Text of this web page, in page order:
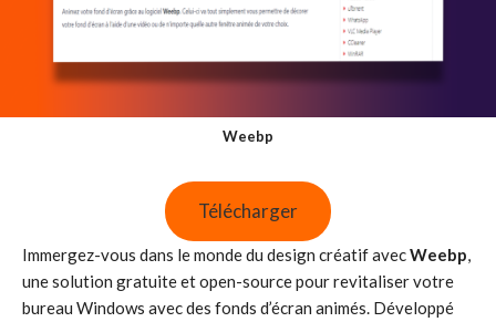
Weebp
Télécharger
Immergez-vous dans le monde du design créatif avecWeebp,
une solution gratuite et open-source pour revitaliser votre
bureau Windows avec des fonds d’écran animés. Développé